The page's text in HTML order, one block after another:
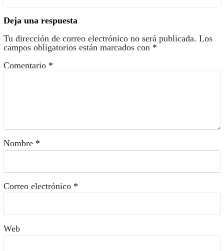
Deja una respuesta
Tu dirección de correo electrónico no será publicada. Los
campos obligatorios están marcados con *
Comentario *
Nombre *
Correo electrónico *
Web